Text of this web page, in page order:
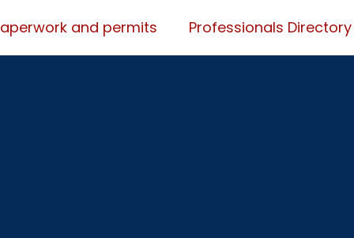
and permits Professionals Directory